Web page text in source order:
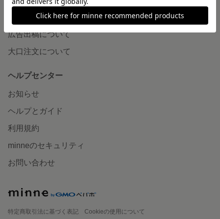
企業の方へ
広告出稿について
大口注文について
ヘルプセンター
お知らせ
ヘルプとガイド
利用規約
minneのセキュリティ
お問い合わせ
特定商取引法に基づく表記
Cookieの使用について